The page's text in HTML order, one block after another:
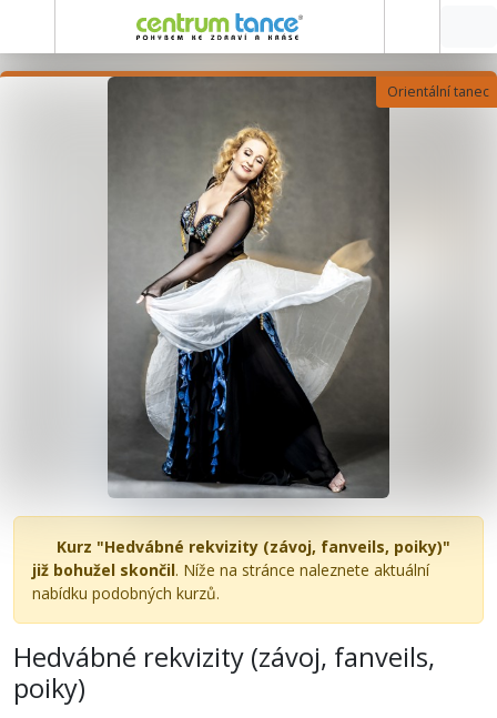
Orientální tanec
Kurz "Hedvábné rekvizity (závoj, fanveils, poiky)"
již bohužel skončil. Níže na stránce naleznete aktuální
nabídku podobných kurzů.
Hedvábné rekvizity (závoj, fanveils,
poiky)